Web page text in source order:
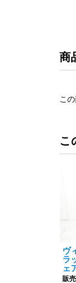
商
こ
こ
ヴ
ラ
ェ
販